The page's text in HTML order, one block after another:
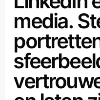
media.